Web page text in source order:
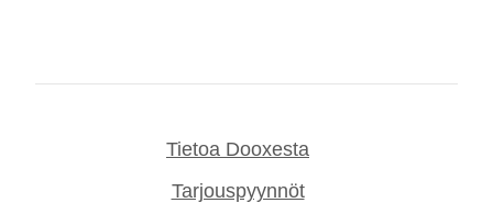
Tietoa Dooxesta
Tarjouspyynnöt